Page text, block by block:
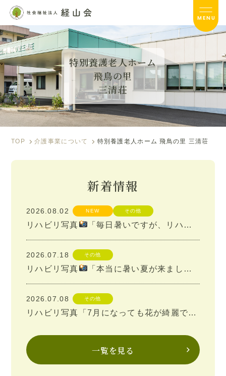
飛鳥の里 三清荘TOP
サービス内容
入居のご案内
資料ダウンロード
お問い合わせ
サイトマップ
採用情報TOP
グループサイトTOP
MENU
特別養護老人ホーム
飛鳥の里
三清荘
TOP 介護事業について 特別養護老人ホーム 飛鳥の里 三清荘
新着情報
2026.08.02 NEW その他
リハビリ写真 「毎日暑いですが、リハビリ頑張って頂けています
2026.07.18 その他
リハビリ写真 「本当に暑い夏が来ました
2026.07.08 その他
リハビリ写真「7月になっても花が綺麗です
一覧を見る